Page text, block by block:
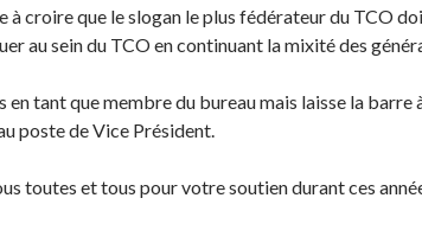
à croire que le slogan le plus fédérateur du TCO
au sein du TCO en continuant la mixité des
en tant que membre du bureau mais laisse la
poste de Vice Président.
toutes et tous pour votre soutien durant ces